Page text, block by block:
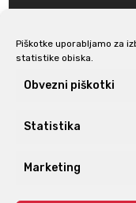
Piškotke uporabljamo za
statistike obiska.
Obvezni piškotki
Statistika
Marketing